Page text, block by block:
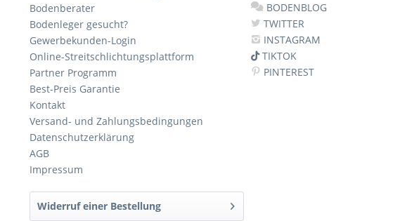
Bodenberater
Bodenleger gesucht?
Gewerbekunden-Login
Online-Streitschlichtungsplattform
Partner Programm
Best-Preis Garantie
Kontakt
Versand- und Zahlungsbedingungen
Datenschutzerklärung
AGB
Impressum
Widerruf einer Bestellung
BODENBLOG
TWITTER
INSTAGRAM
TIKTOK
PINTEREST